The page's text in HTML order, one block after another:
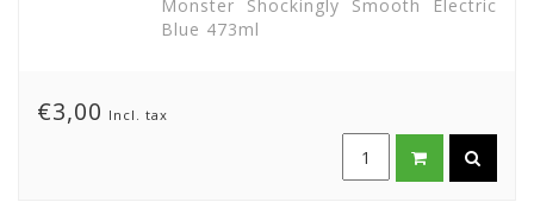
Monster Shockingly Smooth Electric
Blue 473ml
€3,00 Incl. tax